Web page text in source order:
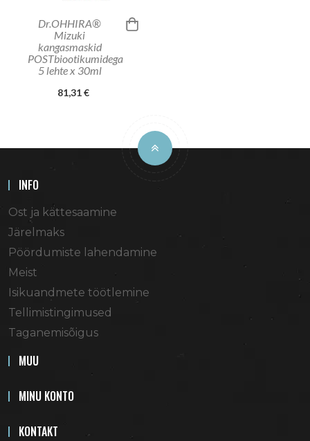
Dr.OHHIRA®
Mizuki
kangasmaskid
POSTbiootikumidega
5 lehte x 30ml
81,31 €
INFO
Ost ja kättesaamine
Järelmaks
Pöördumiste lahendamine
Meist
Isikuandmete töötlemine
Tellimistingimused
Taganemisõigus
MUU
MINU KONTO
KONTAKT